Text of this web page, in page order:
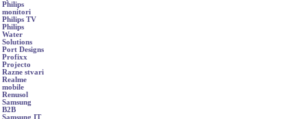
Philips
monitori
Philips TV
Philips
Water
Solutions
Port Designs
Profixx
Projecto
Razne stvari
Realme
mobile
Renusol
Samsung
B2B
Samsung IT